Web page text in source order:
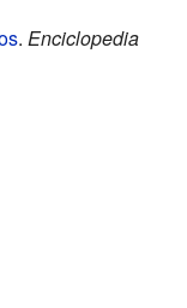
. Enciclopedia